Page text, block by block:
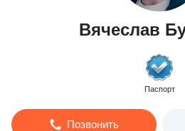
Вячеслав
Паспорт
Позвонить